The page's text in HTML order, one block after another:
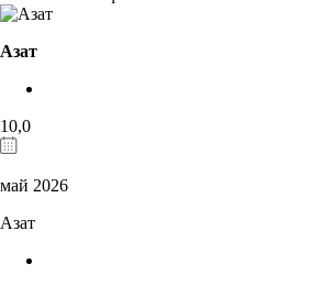
Азат
10,0
май 2026
Азат